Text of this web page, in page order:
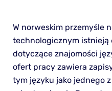
W norweskim przemyśle
technologicznym istnieją
dotyczące znajomości
ofert pracy zawiera
tym języku jako jednego